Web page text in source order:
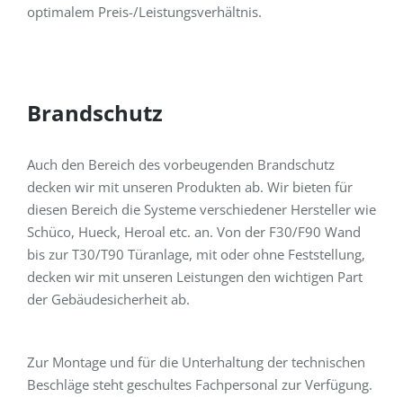
optimalem Preis-/Leistungsverhältnis.
Brandschutz
Auch den Bereich des vorbeugenden Brandschutz
decken wir mit unseren Produkten ab. Wir bieten für
diesen Bereich die Systeme verschiedener Hersteller wie
Schüco, Hueck, Heroal etc. an. Von der F30/F90 Wand
bis zur T30/T90 Türanlage, mit oder ohne Feststellung,
decken wir mit unseren Leistungen den wichtigen Part
der Gebäudesicherheit ab.
Zur Montage und für die Unterhaltung der technischen
Beschläge steht geschultes Fachpersonal zur Verfügung.